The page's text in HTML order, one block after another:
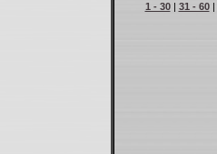
1 - 30| 31 - 60|